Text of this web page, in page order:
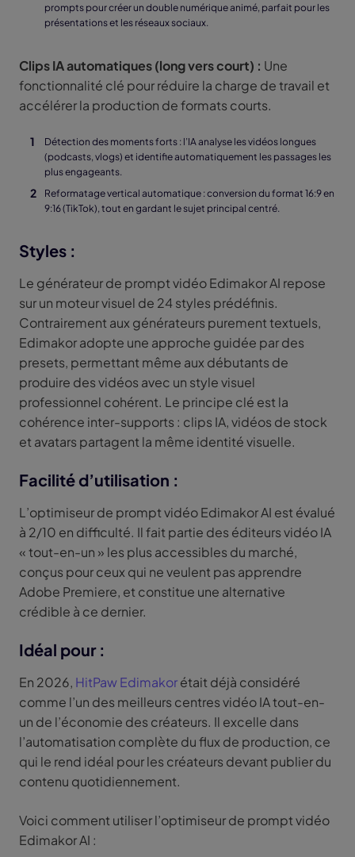
prompts pour créer un double numérique animé, parfait pour les
présentations et les réseaux sociaux.
Clips IA automatiques (long vers court) : Une
fonctionnalité clé pour réduire la charge de travail et
accélérer la production de formats courts.
Détection des moments forts : l’IA analyse les vidéos longues
(podcasts, vlogs) et identifie automatiquement les passages les
plus engageants.
Reformatage vertical automatique : conversion du format 16:9 en
9:16 (TikTok), tout en gardant le sujet principal centré.
Styles :
Le générateur de prompt vidéo Edimakor AI repose
sur un moteur visuel de 24 styles prédéfinis.
Contrairement aux générateurs purement textuels,
Edimakor adopte une approche guidée par des
presets, permettant même aux débutants de
produire des vidéos avec un style visuel
professionnel cohérent. Le principe clé est la
cohérence inter-supports : clips IA, vidéos de stock
et avatars partagent la même identité visuelle.
Facilité d’utilisation :
L’optimiseur de prompt vidéo Edimakor AI est évalué
à 2/10 en difficulté. Il fait partie des éditeurs vidéo IA
« tout-en-un » les plus accessibles du marché,
conçus pour ceux qui ne veulent pas apprendre
Adobe Premiere, et constitue une alternative
crédible à ce dernier.
Idéal pour :
En 2026, HitPaw Edimakorétait déjà considéré
comme l’un des meilleurs centres vidéo IA tout-en-
un de l’économie des créateurs. Il excelle dans
l’automatisation complète du flux de production, ce
qui le rend idéal pour les créateurs devant publier du
contenu quotidiennement.
Voici comment utiliser l’optimiseur de prompt vidéo
Edimakor AI :